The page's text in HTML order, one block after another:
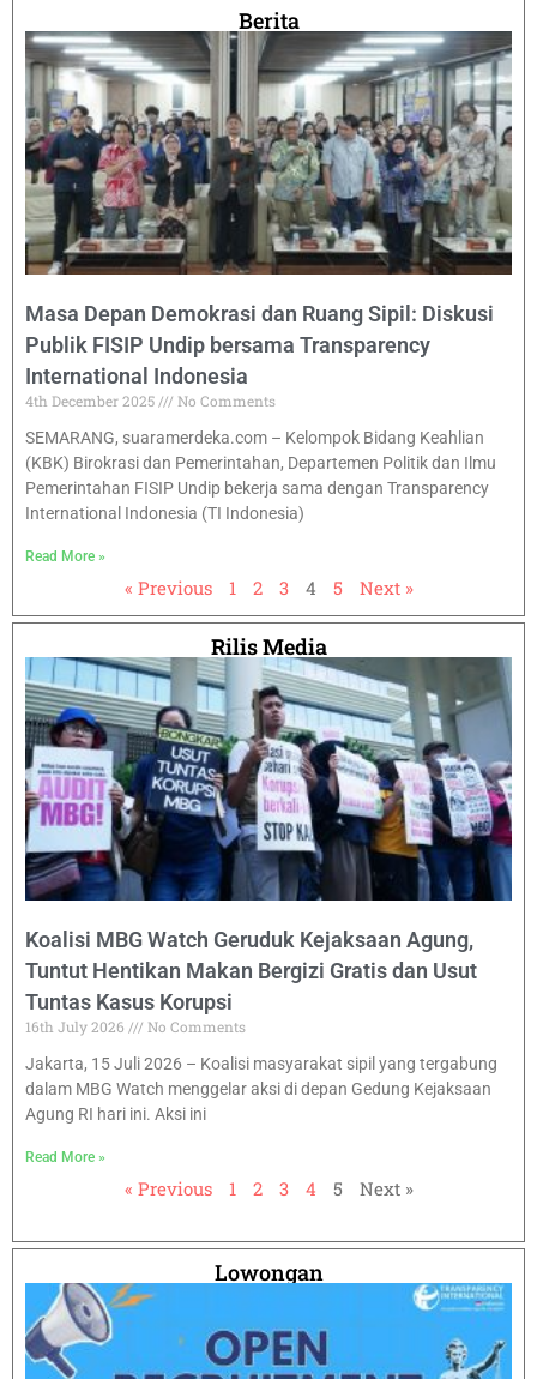
Berita
Masa Depan Demokrasi dan Ruang Sipil: Diskusi
Publik FISIP Undip bersama Transparency
International Indonesia
4th December 2025
No Comments
SEMARANG, suaramerdeka.com – Kelompok Bidang Keahlian
(KBK) Birokrasi dan Pemerintahan, Departemen Politik dan Ilmu
Pemerintahan FISIP Undip bekerja sama dengan Transparency
International Indonesia (TI Indonesia)
Read More »
« Previous 1 2 3 4 5 Next »
Rilis Media
Koalisi MBG Watch Geruduk Kejaksaan Agung,
Tuntut Hentikan Makan Bergizi Gratis dan Usut
Tuntas Kasus Korupsi
16th July 2026
No Comments
Jakarta, 15 Juli 2026 – Koalisi masyarakat sipil yang tergabung
dalam MBG Watch menggelar aksi di depan Gedung Kejaksaan
Agung RI hari ini. Aksi ini
Read More »
« Previous 1 2 3 4 5 Next »
Lowongan